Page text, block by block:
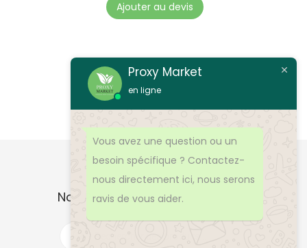
Ajouter au devis
Nos Produits
Proxy Market
en ligne
Vous avez une question ou un
besoin spécifique ? Contactez-
nous directement ici, nous serons
ravis de vous aider.